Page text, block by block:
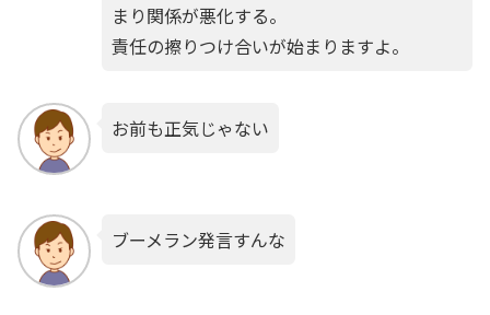
まり関係が悪化する。
責任の擦りつけ合いが始まりますよ。
お前も正気じゃない
ブーメラン発言すんな